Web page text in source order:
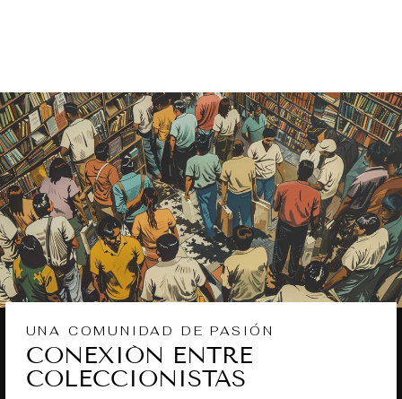
UNA COMUNIDAD DE PASIÓN
CONEXIÓN ENTRE
COLECCIONISTAS